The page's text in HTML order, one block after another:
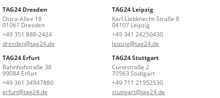
TAG24 Dresden
Ostra-Allee 18
01067 Dresden
+49 351 888-2424
dresden@tag24.de
TAG24 Leipzig
Karl-Liebknecht-Straße 8
04107 Leipzig
+49 341 24250430
leipzig@tag24.de
TAG24 Erfurt
Bahnhofstraße 38
99084 Erfurt
+49 361 34947880
erfurt@tag24.de
TAG24 Stuttgart
Curiestraße 2
70563 Stuttgart
+49 711 21952530
stuttgart@tag24.de